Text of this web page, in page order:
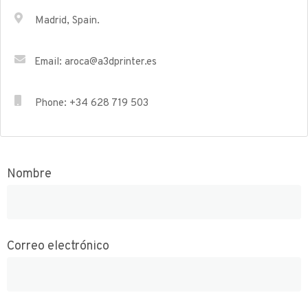
Madrid, Spain.
Email: aroca@a3dprinter.es
Phone: +34 628 719 503
Nombre
Correo electrónico